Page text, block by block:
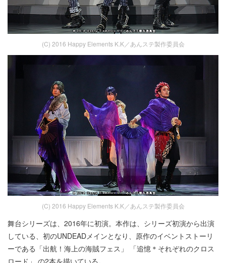
(C) 2016 Happy Elements K.K／あんステ製作委員会
(C) 2016 Happy Elements K.K／あんステ製作委員会
舞台シリーズは、2016年に初演。本作は、シリーズ初演から出演
している、初のUNDEADメインとなり、原作のイベントストーリ
ーである「出航！海上の海賊フェス」 「追憶＊それぞれのクロス